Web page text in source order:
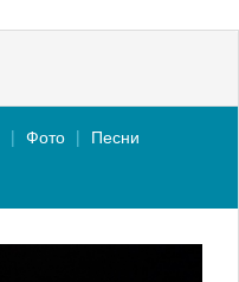
Фото
Песни